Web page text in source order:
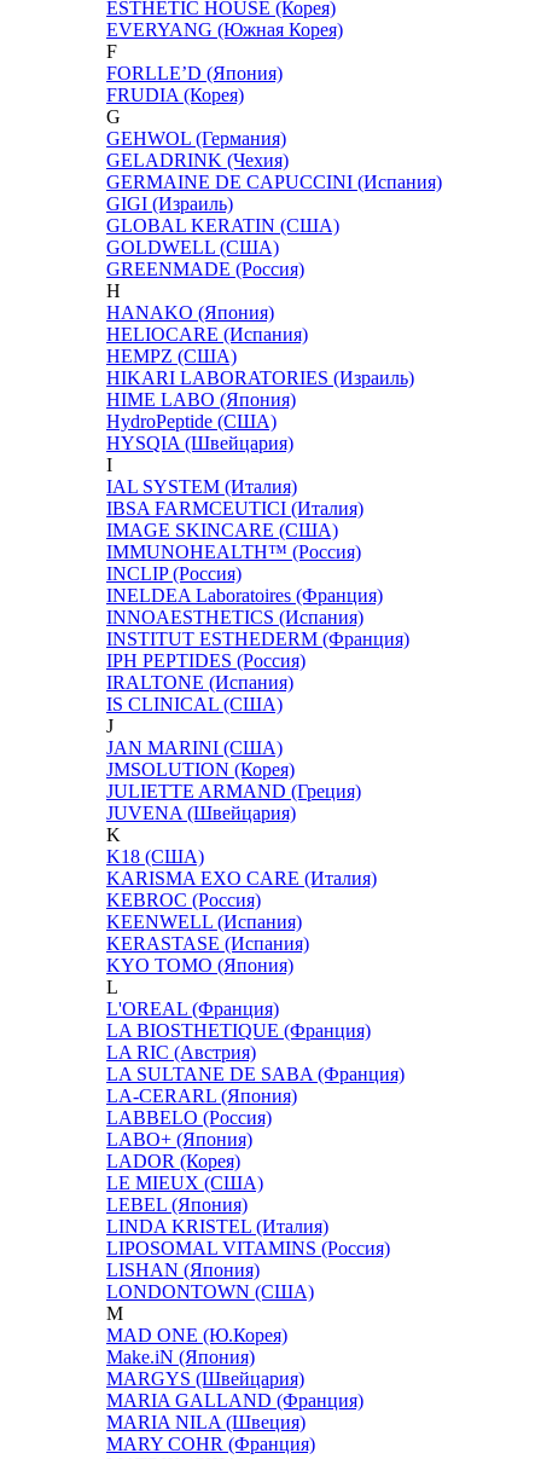
ESTHETIC HOUSE (Корея)
EVERYANG (Южная Корея)
F
FORLLE’D (Япония)
FRUDIA (Корея)
G
GEHWOL (Германия)
GELADRINK (Чехия)
GERMAINE DE CAPUCCINI (Испания)
GIGI (Израиль)
GLOBAL KERATIN (США)
GOLDWELL (США)
GREENMADE (Россия)
H
HANAKO (Япония)
HELIOCARE (Испания)
HEMPZ (США)
HIKARI LABORATORIES (Израиль)
HIME LABO (Япония)
HydroPeptide (США)
HYSQIA (Швейцария)
I
IAL SYSTEM (Италия)
IBSA FARMCEUTICI (Италия)
IMAGE SKINCARE (США)
IMMUNOHEALTH™ (Россия)
INCLIP (Россия)
INELDEA Laboratoires (Франция)
INNOAESTHETICS (Испания)
INSTITUT ESTHEDERM (Франция)
IPH PEPTIDES (Россия)
IRALTONE (Испания)
IS CLINICAL (США)
J
JAN MARINI (США)
JMSOLUTION (Корея)
JULIETTE ARMAND (Греция)
JUVENA (Швейцария)
K
K18 (США)
KARISMA EXO CARE (Италия)
KEBROC (Россия)
KEENWELL (Испания)
KERASTASE (Испания)
KYO TOMO (Япония)
L
L'OREAL (Франция)
LA BIOSTHETIQUE (Франция)
LA RIC (Австрия)
LA SULTANE DE SABA (Франция)
LA-CERARL (Япония)
LABBELO (Россия)
LABO+ (Япония)
LADOR (Корея)
LE MIEUX (США)
LEBEL (Япония)
LINDA KRISTEL (Италия)
LIPOSOMAL VITAMINS (Россия)
LISHAN (Япония)
LONDONTOWN (США)
M
MAD ONE (Ю.Корея)
Make.iN (Япония)
MARGYS (Швейцария)
MARIA GALLAND (Франция)
MARIA NILA (Швеция)
MARY COHR (Франция)